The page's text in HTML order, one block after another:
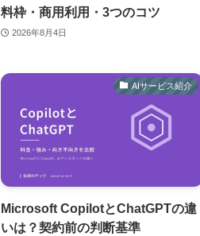
料枠・商用利用・3つのコツ
2026年8月4日
AIサービス紹介
Microsoft CopilotとChatGPTの違
いは？契約前の判断基準